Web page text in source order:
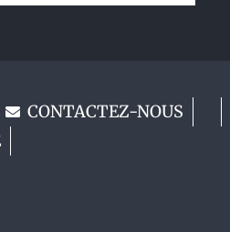
CONTACTEZ-NOUS